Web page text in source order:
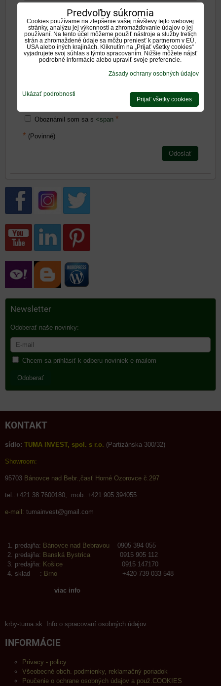
Zadajte prosím hodnotenie, výhody alebo zápory - aspoň
Oboznámil som sa s <span *
* (Povinné)
Odoslať
Newsletter
Odoberať naše novinky:
Chcem sa prihlásiť k odberu noviniek e-mailom
Odoberať
KONTAKT
sídlo: TUMA INVEST, spol. s r.o. (Partizánska 300/32)
Showroom:
95703 Bánovce nad Bebr.,časť Horné Ozorovce č.297
tel.:+421 38 7600180, mob.:+421 905 394055
e-mail: tumainvest@gmail.com
predajňa: Bánovce nad Bebravou 0905 394 055
predajňa: Banská Bystrica 0915 905 112
predajňa: Košice 0915 147170
sklad : Brno +420 739 033 548
viac info
krby-tuma.sk Info o spracovaní osobných údajov.
INFORMÁCIE
Privacy - policy
Všeobecné obch. podmienky, reklamačný poriadok
Poučenie o ochrane osobných údajov a použ.COOKIES
Predvoľby súkromia
Cookies používame na zlepšenie vašej návštevy tejto webovej
stránky, analýzu jej výkonnosti a zhromažďovanie údajov o jej
používaní. Na tento účel môžeme použiť nástroje a služby tretích
strán a zhromaždené údaje sa môžu preniesť k partnerom v EÚ,
USA alebo iných krajinách. Kliknutím na „Prijať všetky cookies“
vyjadrujete svoj súhlas s týmto spracovaním. Nižšie môžete nájsť
podrobné informácie alebo upraviť svoje preferencie.
Zásady ochrany osobných údajov
Ukázať podrobnosti
Prijať všetky cookies